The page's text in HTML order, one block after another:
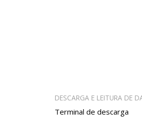
DESCARGA E LEITURA DE
Terminal de descarga